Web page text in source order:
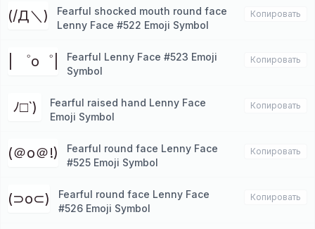
(/Д＼)
Fearful shocked mouth round face
Lenny Face #522 Emoji Symbol
Копировать
| ゜o゜|
Fearful Lenny Face #523 Emoji
Symbol
Копировать
ﾉ□`)
Fearful raised hand Lenny Face
Emoji Symbol
Копировать
(＠o＠!)
Fearful round face Lenny Face
#525 Emoji Symbol
Копировать
(⊃o⊂)
Fearful round face Lenny Face
#526 Emoji Symbol
Копировать